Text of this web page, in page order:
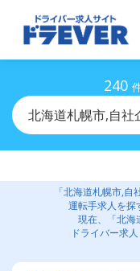
240
北海道札幌市,自
「北海道札幌市,
運転手求人を探
現在、「北海
ドライバー求